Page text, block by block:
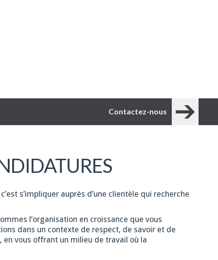
Contactez-nous
s’impliquer auprès d’une clientèle qui recherche
l’organisation en croissance que vous
dans un contexte de respect, de savoir et de
vous offrant un milieu de travail où la